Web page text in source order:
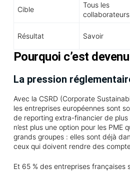
Cible
Tous les
collaborateurs
Résultat Savoir
Pourquoi c’est
La pression
Avec la CSRD (Corporate
les entreprises européennes sont
de reporting extra-financier de plus
n’est plus une option pour les PME
grands groupes : elles sont déjà
ceux qui doivent rendre des
Et 65 % des entreprises françaises